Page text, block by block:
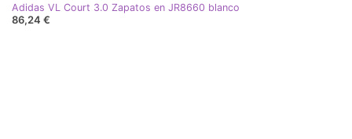
Adidas VL Court 3.0 Zapatos en JR8660 blanco
86,24 €